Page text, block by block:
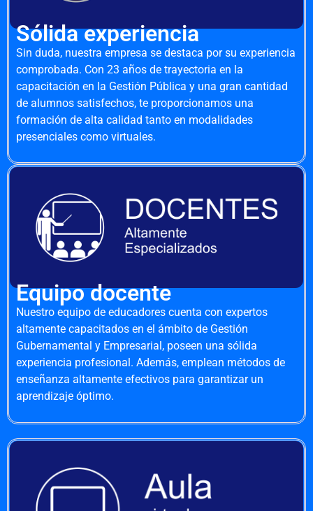
Sólida experiencia
Sin duda, nuestra empresa se destaca por su experiencia
comprobada. Con 23 años de trayectoria en la
capacitación en la Gestión Pública y una gran cantidad
de alumnos satisfechos, te proporcionamos una
formación de alta calidad tanto en modalidades
presenciales como virtuales.
Equipo docente
Nuestro equipo de educadores cuenta con expertos
altamente capacitados en el ámbito de Gestión
Gubernamental y Empresarial, poseen una sólida
experiencia profesional. Además, emplean métodos de
enseñanza altamente efectivos para garantizar un
aprendizaje óptimo.